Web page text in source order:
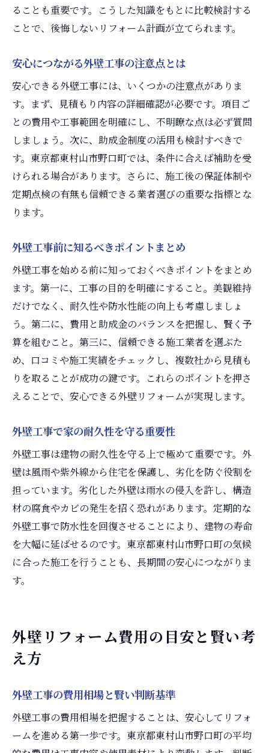
ト
色選びで後悔しない外壁リフォームのコツ
外壁工事で後悔しない色選びのポイント
外壁工事で避けたい色の特徴と理由
外壁工事の色選びで迷った時の判断基準
外壁工事の色による印象と耐久性の違い
外壁の寿命を延ばすためのメンテナンス術
外壁工事後の定期メンテナンスの重要性
外壁工事で知っておきたい寿命の目安
外壁工事のメンテナンス時期を見極める
ることも重要です。こうした知識をもとに比較検討する
ことで、後悔しないリフォーム計画が立てられます。
安心につながる外壁工事の注意点とは
安心できる外壁工事には、いくつかの注意点がありま
す。まず、見積もり内容の詳細確認が必要です。項目ご
との費用や工事範囲を明確にし、不明瞭な点は必ず質問
しましょう。次に、助成金制度の活用も検討すべきで
す。東京都東村山市野口町では、条件に合えば補助を受
けられる場合があります。さらに、施工後の保証体制や
定期点検の有無も信頼できる業者選びの重要な指標とな
ります。
外壁工事前に知るべきポイントまとめ
外壁工事を始める前に知っておくべきポイントをまとめ
ます。第一に、工事の目的を明確にすること。美観維持
だけでなく、耐久性や防水性能の向上も考慮しましょ
う。第二に、費用と助成金のバランスを把握し、賢く予
算を組むこと。第三に、信頼できる施工業者を選ぶた
め、口コミや施工実績をチェックし、複数社から見積も
りを取ることが成功の鍵です。これらのポイントを押さ
えることで、安心できる外壁リフォームが実現します。
外壁工事で家の耐久性を守る重要性
外壁工事は建物の耐久性を守る上で極めて重要です。外
壁は風雨や紫外線から住宅を保護し、劣化を防ぐ役割を
担っています。劣化した外壁は雨水の侵入を許し、構造
材の腐食やカビの発生を招く恐れがあります。定期的な
外壁工事で防水性を回復させることにより、建物の寿命
を大幅に延ばせるのです。東京都東村山市野口町の気候
に合った施工を行うことも、長期間の安心につながりま
す。
外壁リフォーム費用の目安と賢い考
え方
外壁工事の費用相場と賢い判断基準
外壁工事の費用相場を把握することは、安心してリフォ
ームを進める第一歩です。東京都東村山市野口町の平均